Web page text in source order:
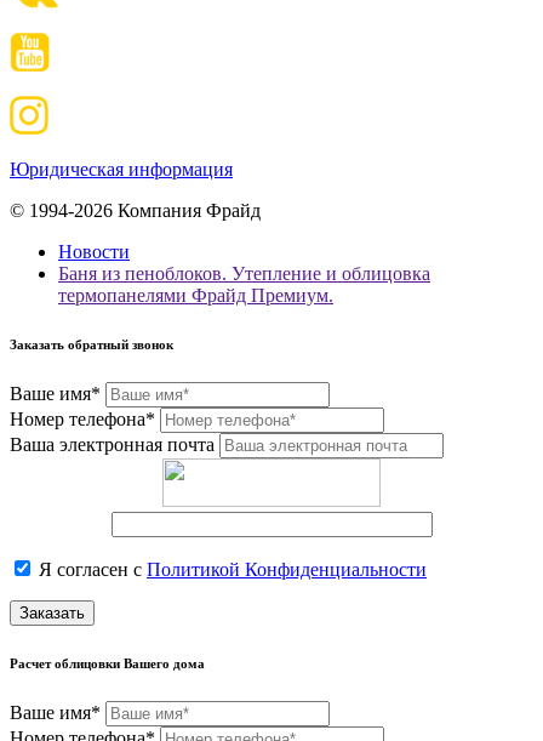
Юридическая информация
© 1994-2026 Компания Фрайд
Новости
Баня из пеноблоков. Утепление и облицовка
термопанелями Фрайд Премиум.
Заказать обратный звонок
Ваше имя*
Номер телефона*
Ваша электронная почта
Я согласен с Политикой Конфиденциальности
Заказать
Расчет облицовки Вашего дома
Ваше имя*